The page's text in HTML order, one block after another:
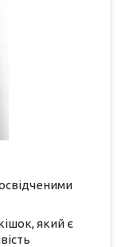
який є